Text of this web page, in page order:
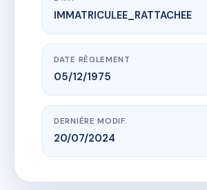
www.vme.plus/AD5477039
Immeuble Les Primevères 2
73350 Champagny-en-Vanoise
IMMATRICULEE_RATTACHEE
DATE RÈGLEMENT
05/12/1975
DERNIÈRE MODIF.
20/07/2024